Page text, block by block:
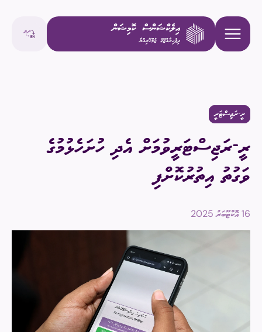
ރީ-ރަޖިސްޓަރީ
ރީ-ރަޖިސްޓަރީވުމަށް އެދި ހުށަހެޅުމުގެ
ވަގުތު އިތުރުކޮށްފި
16 އޮކްޓޫބަރު 2025